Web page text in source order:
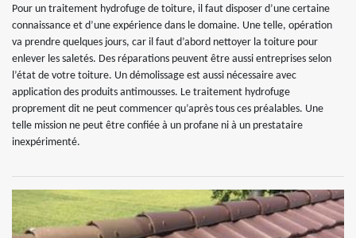
Pour un traitement hydrofuge de toiture, il faut disposer d’une certaine
connaissance et d’une expérience dans le domaine. Une telle, opération
va prendre quelques jours, car il faut d’abord nettoyer la toiture pour
enlever les saletés. Des réparations peuvent être aussi entreprises selon
l’état de votre toiture. Un démolissage est aussi nécessaire avec
application des produits antimousses. Le traitement hydrofuge
proprement dit ne peut commencer qu’après tous ces préalables. Une
telle mission ne peut être confiée à un profane ni à un prestataire
inexpérimenté.